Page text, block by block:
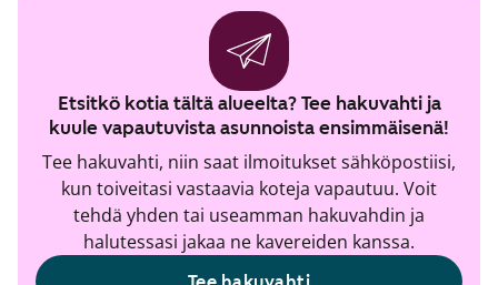
Etsitkö kotia tältä alueelta? Tee hakuvahti ja
kuule vapautuvista asunnoista ensimmäisenä!
Tee hakuvahti, niin saat ilmoitukset sähköpostiisi,
kun toiveitasi vastaavia koteja vapautuu. Voit
tehdä yhden tai useamman hakuvahdin ja
halutessasi jakaa ne kavereiden kanssa.